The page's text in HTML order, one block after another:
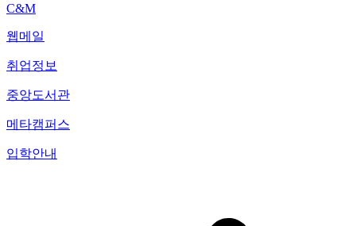
C&M
웹메일
취업정보
중앙도서관
메타캠퍼스
입학안내